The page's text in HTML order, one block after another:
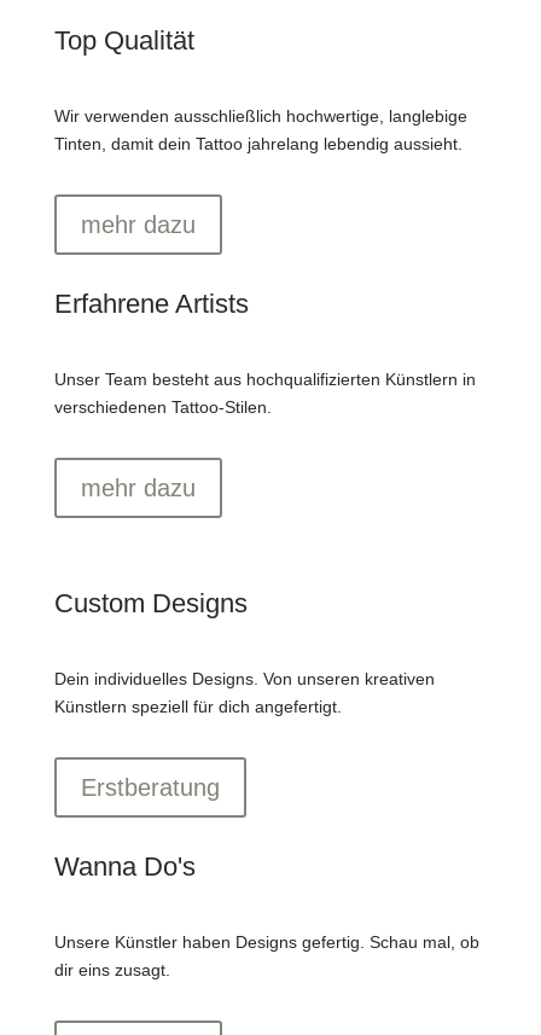
Top Qualität
Wir verwenden ausschließlich hochwertige, langlebige
Tinten, damit dein Tattoo jahrelang lebendig aussieht.
mehr dazu
Erfahrene Artists
Unser Team besteht aus hochqualifizierten Künstlern in
verschiedenen Tattoo-Stilen.
mehr dazu
Custom Designs
Dein individuelles Designs. Von unseren kreativen
Künstlern speziell für dich angefertigt.
Erstberatung
Wanna Do's
Unsere Künstler haben Designs gefertig. Schau mal, ob
dir eins zusagt.